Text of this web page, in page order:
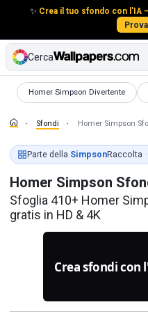
✨ Crea il tuo sfondo con l'IA
Cerca
Homer Simpson Divertente
Sfondi
Sfondi Homer Simpson
Parte della SimpsonRaccolta
Homer Simpson
Sfoglia 410+ Homer
gratis in HD & 4K
Crea sfondi con